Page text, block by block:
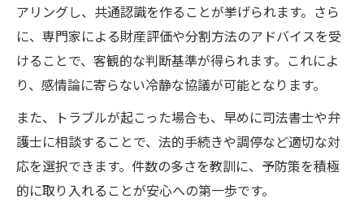
アリングし、共通認識を作ることが挙げられます。さら
に、専門家による財産評価や分割方法のアドバイスを受
けることで、客観的な判断基準が得られます。これによ
り、感情論に寄らない冷静な協議が可能となります。
また、トラブルが起こった場合も、早めに司法書士や弁
護士に相談することで、法的手続きや調停など適切な対
応を選択できます。件数の多さを教訓に、予防策を積極
的に取り入れることが安心への第一歩です。